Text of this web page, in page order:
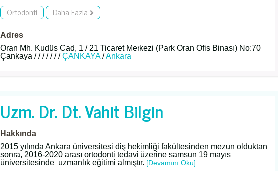
Ortodonti Daha Fazla
Adres
Oran Mh. Kudüs Cad, 1 / 21 Ticaret Merkezi (Park Oran Ofis Binası) No:70
Çankaya / / / / / / /ÇANKAYA/Ankara
Uzm. Dr. Dt. Vahit Bilgin
Hakkında
2015 yılında Ankara üniversitesi diş hekimliği fakültesinden mezun olduktan
sonra, 2016-2020 arası ortodonti tedavi üzerine samsun 19 mayıs
üniversitesinde uzmanlık eğitimi almıştır. [Devamını Oku]